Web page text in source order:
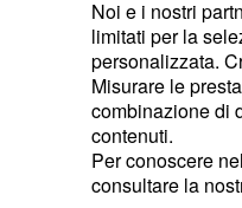
ad un certo punto
anticipazioni
Ignacio, senza
succedendo, di
macerie. L'uomo
Noi e i nostri
limitati per la
personalizzata.
Misurare le
combinazione di
contenuti.
Per conoscere
consultare la